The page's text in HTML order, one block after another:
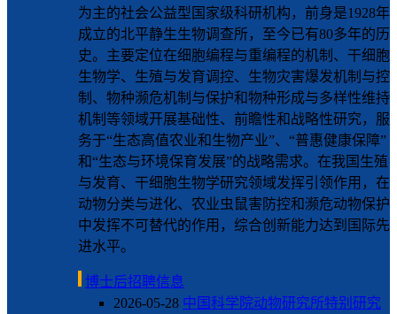
为主的社会公益型国家级科研机构，前身是1928年
成立的北平静生生物调查所，至今已有80多年的历
史。主要定位在细胞编程与重编程的机制、干细胞
生物学、生殖与发育调控、生物灾害爆发机制与控
制、物种濒危机制与保护和物种形成与多样性维持
机制等领域开展基础性、前瞻性和战略性研究，服
务于“生态高值农业和生物产业”、“普惠健康保障”
和“生态与环境保育发展”的战略需求。在我国生殖
与发育、干细胞生物学研究领域发挥引领作用，在
动物分类与进化、农业虫鼠害防控和濒危动物保护
中发挥不可替代的作用，综合创新能力达到国际先
进水平。
博士后招聘信息
2026-05-28 中国科学院动物研究所特别研究